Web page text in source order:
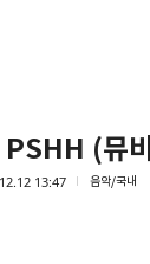
PSHH (뮤
13:47 음악/국내